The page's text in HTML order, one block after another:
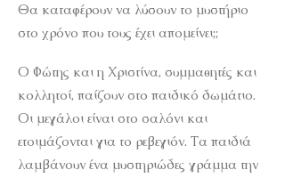
Θα καταφέρουν να λύσουν το μυστήριο
στο χρόνο που τους έχει απομείνει;;
Ο Φώτης και η Χριστίνα, συμμαθητές και
κολλητοί, παίζουν στο παιδικό δωμάτιο.
Οι μεγάλοι είναι στο σαλόνι και
ετοιμάζονται για το ρεβεγιόν. Τα παιδιά
λαμβάνουν ένα μυστηριώδες γράμμα την